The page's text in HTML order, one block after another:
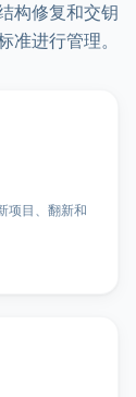
构修复和交钥
进行管理。
项目、翻新和